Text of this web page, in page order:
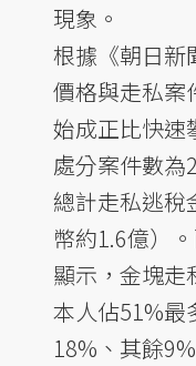
現象。
根據《朝日新
價格與走私案
始成正比快速
處分案件數為
總計走私逃稅
幣約1.6億）
顯示，金塊走
本人佔51%最
18%、其餘